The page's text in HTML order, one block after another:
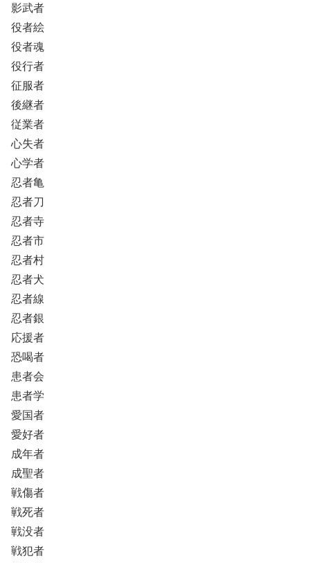
影武者
役者絵
役者魂
役行者
征服者
後継者
従業者
心失者
心学者
忍者亀
忍者刀
忍者寺
忍者市
忍者村
忍者犬
忍者線
忍者銀
応援者
恐喝者
患者会
患者学
愛国者
愛好者
成年者
成聖者
戦傷者
戦死者
戦没者
戦犯者